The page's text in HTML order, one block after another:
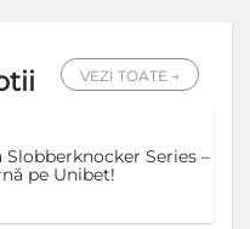
VEZI TOATE →
Series –
pe Unibet!